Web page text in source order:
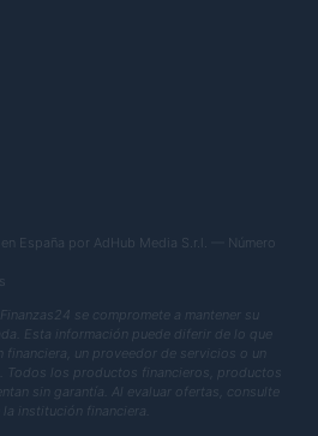
España por AdHub Media S.r.l. — Número
se compromete a mantener su
Esta información puede diferir de lo que
financiera, un proveedor de servicios o un
los productos financieros, productos
sin garantía. Al evaluar ofertas, consulte
institución financiera.